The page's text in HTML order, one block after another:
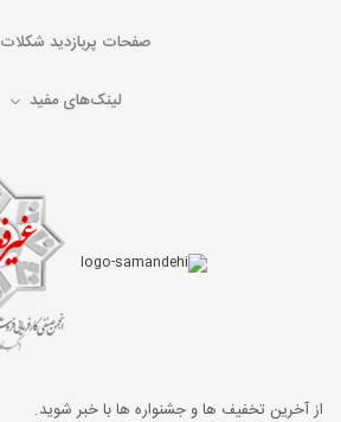
صفحات پربازدید شکلات
لینک‌های مفید
از آخرین تخفیف ها و جشنواره ها با خبر شوید.